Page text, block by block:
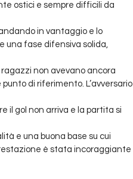
ostici e sempre difficili da
in vantaggio e lo
una fase difensiva solida,
non avevano ancora
di riferimento. L’avversario
il gol non arriva e la partita si
e una buona base su cui
è stata incoraggiante